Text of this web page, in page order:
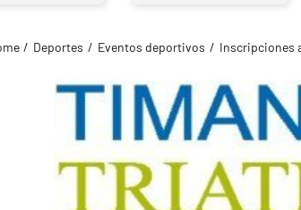
Deportes Eventos deportivos Inscripciones